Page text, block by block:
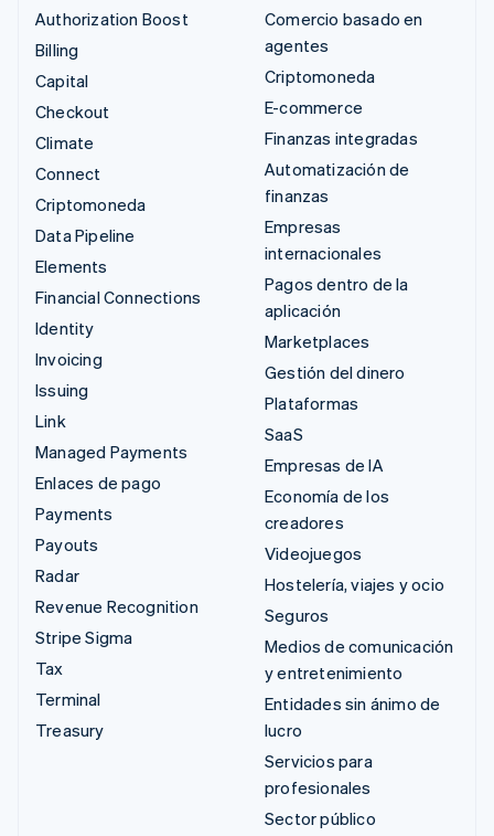
Authorization Boost
Billing
Capital
Checkout
Climate
Connect
Criptomoneda
Data Pipeline
Elements
Financial Connections
Identity
Invoicing
Issuing
Link
Managed Payments
Enlaces de pago
Payments
Payouts
Radar
Revenue Recognition
Stripe Sigma
Tax
Terminal
Treasury
Comercio basado en
agentes
Criptomoneda
E-commerce
Finanzas integradas
Automatización de
finanzas
Empresas
internacionales
Pagos dentro de la
aplicación
Marketplaces
Gestión del dinero
Plataformas
SaaS
Empresas de IA
Economía de los
creadores
Videojuegos
Hostelería, viajes y ocio
Seguros
Medios de comunicación
y entretenimiento
Entidades sin ánimo de
lucro
Servicios para
profesionales
Sector público